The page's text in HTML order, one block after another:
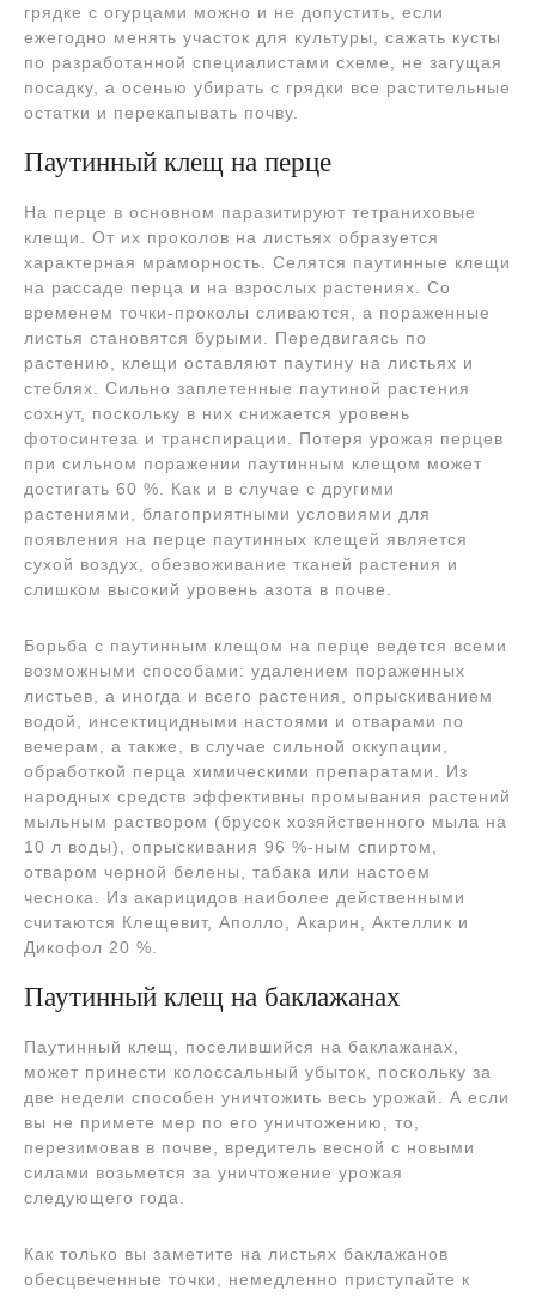
грядке с огурцами можно и не допустить, если
ежегодно менять участок для культуры, сажать кусты
по разработанной специалистами схеме, не загущая
посадку, а осенью убирать с грядки все растительные
остатки и перекапывать почву.
Паутинный клещ на перце
На перце в основном паразитируют тетраниховые
клещи. От их проколов на листьях образуется
характерная мраморность. Селятся паутинные клещи
на рассаде перца и на взрослых растениях. Со
временем точки-проколы сливаются, а пораженные
листья становятся бурыми. Передвигаясь по
растению, клещи оставляют паутину на листьях и
стеблях. Сильно заплетенные паутиной растения
сохнут, поскольку в них снижается уровень
фотосинтеза и транспирации. Потеря урожая перцев
при сильном поражении паутинным клещом может
достигать 60 %. Как и в случае с другими
растениями, благоприятными условиями для
появления на перце паутинных клещей является
сухой воздух, обезвоживание тканей растения и
слишком высокий уровень азота в почве.
Борьба с паутинным клещом на перце ведется всеми
возможными способами: удалением пораженных
листьев, а иногда и всего растения, опрыскиванием
водой, инсектицидными настоями и отварами по
вечерам, а также, в случае сильной оккупации,
обработкой перца химическими препаратами. Из
народных средств эффективны промывания растений
мыльным раствором (брусок хозяйственного мыла на
10 л воды), опрыскивания 96 %-ным спиртом,
отваром черной белены, табака или настоем
чеснока. Из акарицидов наиболее действенными
считаются Клещевит, Аполло, Акарин, Актеллик и
Дикофол 20 %.
Паутинный клещ на баклажанах
Паутинный клещ, поселившийся на баклажанах,
может принести колоссальный убыток, поскольку за
две недели способен уничтожить весь урожай. А если
вы не примете мер по его уничтожению, то,
перезимовав в почве, вредитель весной с новыми
силами возьмется за уничтожение урожая
следующего года.
Как только вы заметите на листьях баклажанов
обесцвеченные точки, немедленно приступайте к